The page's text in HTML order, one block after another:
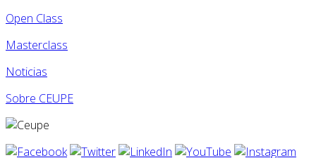
Open Class
Masterclass
Noticias
Sobre CEUPE